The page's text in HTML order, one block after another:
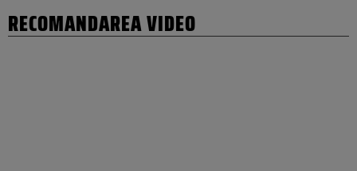
RECOMANDAREA VIDEO